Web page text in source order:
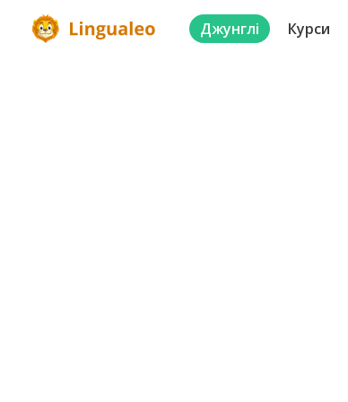
Джунглі Курси